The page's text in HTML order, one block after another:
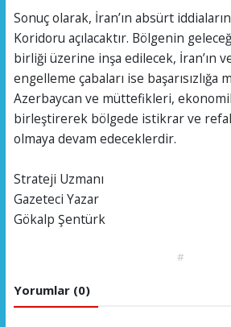
Sonuç olarak, İran’ın absürt
Koridoru açılacaktır. Bölgenin
birliği üzerine inşa edilecek, İran’ın
engelleme çabaları ise başarısızlığa
Azerbaycan ve müttefikleri,
birleştirerek bölgede istikrar ve
olmaya devam edeceklerdir.
Strateji Uzmanı
Gazeteci Yazar
Gökalp Şentürk
#
Yorumlar (0)